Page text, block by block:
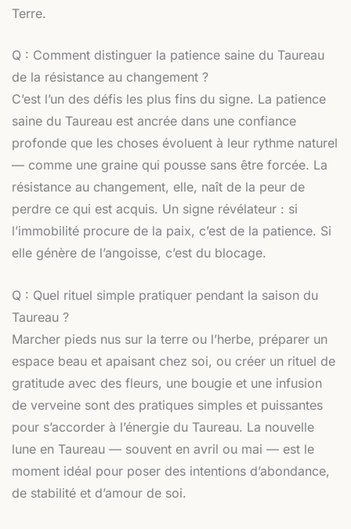
Terre.
Q : Comment distinguer la patience saine du Taureau
de la résistance au changement ?
C’est l’un des défis les plus fins du signe. La patience
saine du Taureau est ancrée dans une confiance
profonde que les choses évoluent à leur rythme naturel
— comme une graine qui pousse sans être forcée. La
résistance au changement, elle, naît de la peur de
perdre ce qui est acquis. Un signe révélateur : si
l’immobilité procure de la paix, c’est de la patience. Si
elle génère de l’angoisse, c’est du blocage.
Q : Quel rituel simple pratiquer pendant la saison du
Taureau ?
Marcher pieds nus sur la terre ou l’herbe, préparer un
espace beau et apaisant chez soi, ou créer un rituel de
gratitude avec des fleurs, une bougie et une infusion
de verveine sont des pratiques simples et puissantes
pour s’accorder à l’énergie du Taureau. La nouvelle
lune en Taureau — souvent en avril ou mai — est le
moment idéal pour poser des intentions d’abondance,
de stabilité et d’amour de soi.